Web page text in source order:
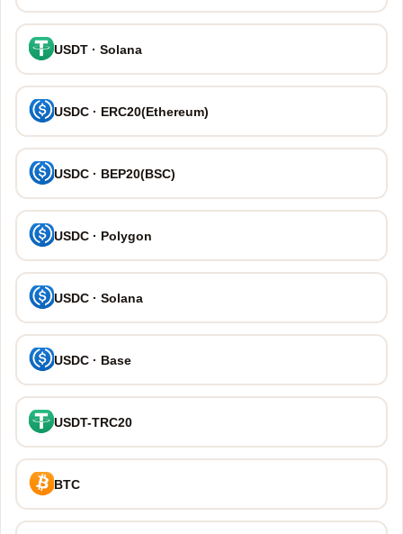
USDT · Solana
USDC · ERC20(Ethereum)
USDC · BEP20(BSC)
USDC · Polygon
USDC · Solana
USDC · Base
USDT-TRC20
BTC